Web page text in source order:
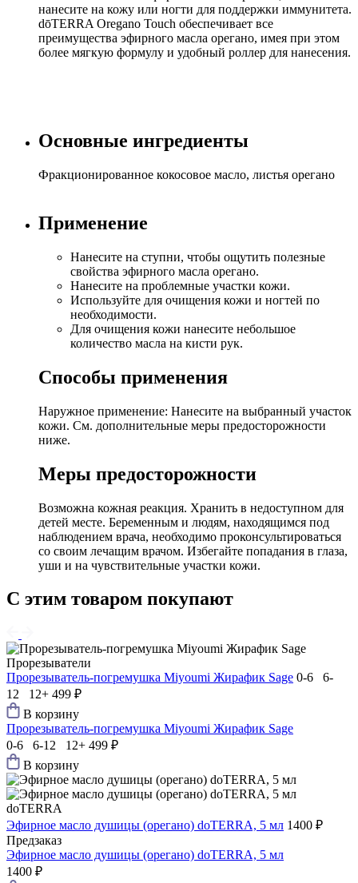
нанесите на кожу или ногти для поддержки иммунитета.
dōTERRA Oregano Touch обеспечивает все
преимущества эфирного масла орегано, имея при этом
более мягкую формулу и удобный роллер для нанесения.
Основные ингредиенты
Фракционированное кокосовое масло, листья орегано
Применение
Нанесите на ступни, чтобы ощутить полезные
свойства эфирного масла орегано.
Нанесите на проблемные участки кожи.
Используйте для очищения кожи и ногтей по
необходимости.
Для очищения кожи нанесите небольшое
количество масла на кисти рук.
Способы применения
Наружное применение: Нанесите на выбранный участок
кожи. См. дополнительные меры предосторожности
ниже.
Меры предосторожности
Возможна кожная реакция. Хранить в недоступном для
детей месте. Беременным и людям, находящимся под
наблюдением врача, необходимо проконсультироваться
со своим лечащим врачом. Избегайте попадания в глаза,
уши и на чувствительные участки кожи.
С этим товаром покупают
Прорезыватели
Прорезыватель-погремушка Мiyoumi Жирафик Sage 0-6 6-
12 12+ 499 ₽
В корзину
Прорезыватель-погремушка Мiyoumi Жирафик Sage
0-6 6-12 12+ 499 ₽
В корзину
doTERRA
Эфирное масло душицы (орегано) doTERRA, 5 мл 1400 ₽
Предзаказ
Эфирное масло душицы (орегано) doTERRA, 5 мл
1400 ₽